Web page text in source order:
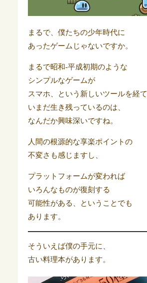
まるで、僕たちの少年時代に
あったゲームじゃないですか。
まるで昭和-平成初期のような
シンプルなゲームが
スマホ、という新しいツールを経て
いまだ生き残っているのは、
なんだか興味深いですね。
人間の根源的な享楽ポイントの
不変さも感じますし、
プラットフォームが変われば
いろんなものが復刻する
可能性がある、ということでも
あります。
そういえば僕の手元に、
古い料理本があります。